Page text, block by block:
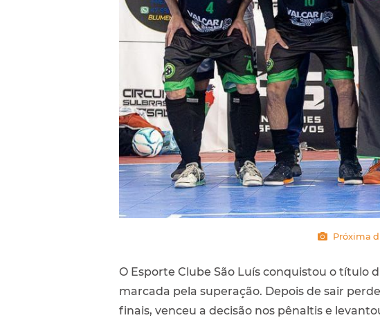
Próxima
O Esporte Clube São Luís conquistou o título
marcada pela superação. Depois de sair
finais, venceu a decisão nos pênaltis e